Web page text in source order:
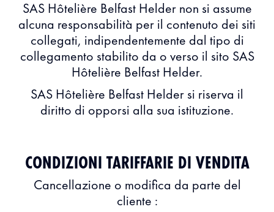
SAS Hôtelière Belfast Helder non si assume
alcuna responsabilità per il contenuto dei siti
collegati, indipendentemente dal tipo di
collegamento stabilito da o verso il sito SAS
Hôtelière Belfast Helder.
SAS Hôtelière Belfast Helder si riserva il
diritto di opporsi alla sua istituzione.
CONDIZIONI TARIFFARIE DI VENDITA
Cancellazione o modifica da parte del
cliente :